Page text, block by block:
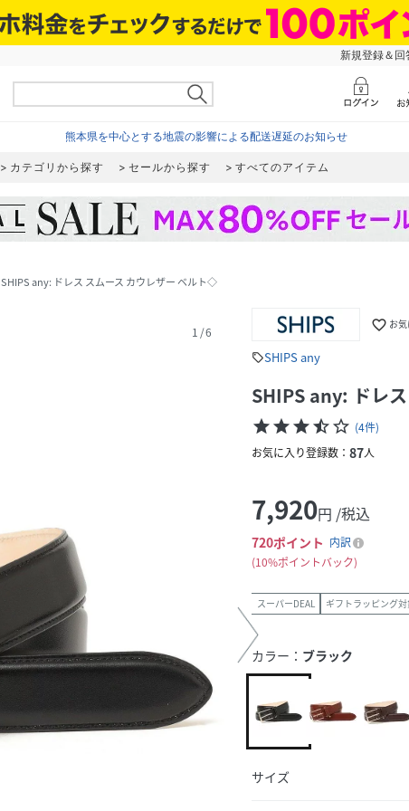
新規登録＆
熊本県を中心とする地震の影響による配送遅延のお知らせ
カテゴリから探す セールから探す すべてのアイテム
SHIPS any: ドレス スムース カウレザー ベルト◇
1 /6 favorite_border お
sellSHIPS any
SHIPS any: ドレ
starstarstarstar_halfstar_border (4件)
お気に入り登録数： 87人
7,920円 /税込
720ポイント 内訳
10%ポイントバック
スーパーDEAL ギフトラッピング
カラー： ブラック
サイズ